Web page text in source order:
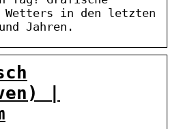
Wetters in den letzten
Jahren.
|